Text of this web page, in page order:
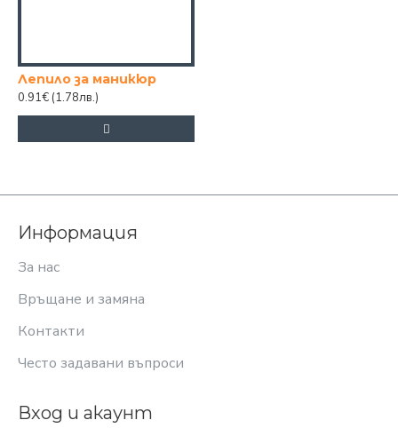
Лепило за маникюр
0.91€ (1.78лв.)
Информация
За нас
Връщане и замяна
Контакти
Често задавани въпроси
Вход и акаунт